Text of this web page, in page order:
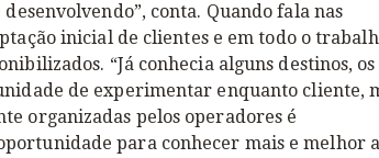
conta. Quando fala nas
inicial de clientes e em todo o
“Já conhecia alguns destinos,
de experimentar enquanto cliente,
organizadas pelos operadores é
para conhecer mais e melhor